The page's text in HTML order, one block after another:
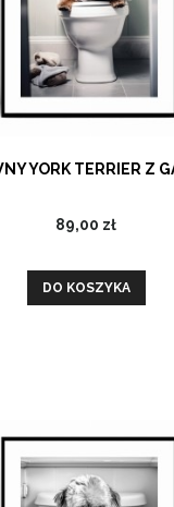
YORK TERRIER Z
89,00 zł
DO KOSZYKA